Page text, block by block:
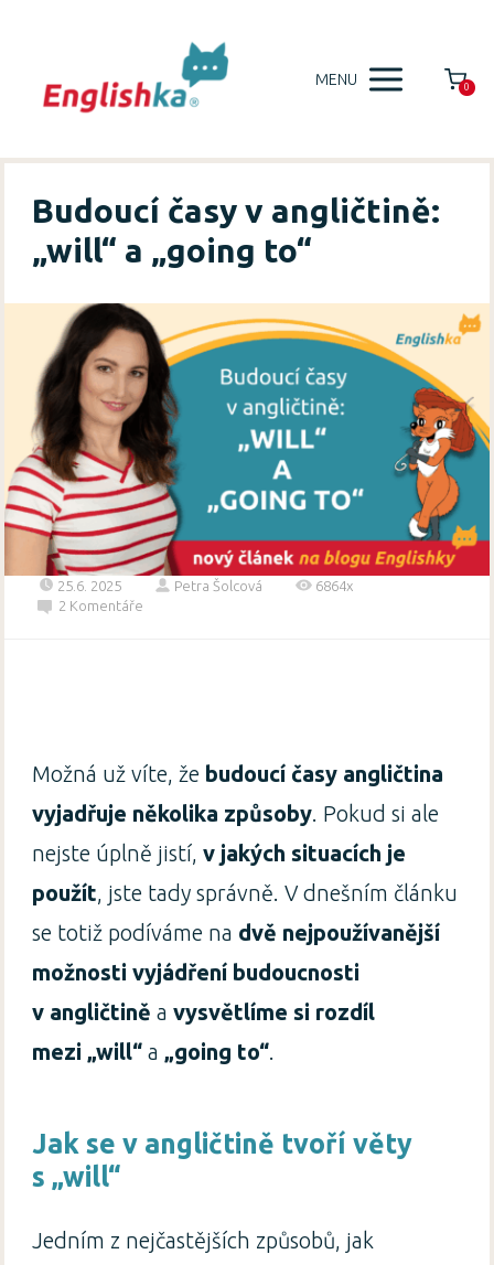
MENU 0
Budoucí časy v angličtině:
„will“ a „going to“
25.6. 2025 Petra Šolcová
6864x
2 Komentáře
Možná už víte, že budoucí časy angličtina
vyjadřuje několika způsoby . Pokud si ale
nejste úplně jistí,v jakých situacích je
použít , jste tady správně. V dnešním článku
se totiž podíváme na dvě nejpoužívanější
možnosti vyjádření budoucnosti
v angličtině avysvětlíme si rozdíl
mezi „will“a „going to“
Jak se v angličtině tvoří věty
s „will“
Jedním z nejčastějších způsobů, jak